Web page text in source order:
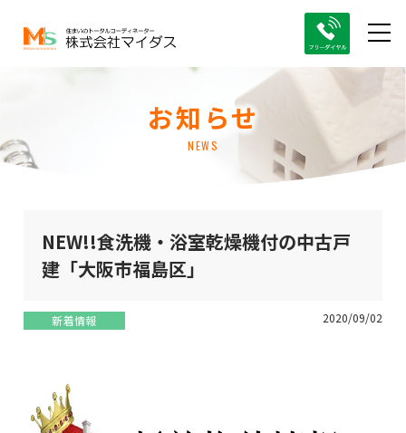
お知らせ
NEWS
NEW!!食洗機・浴室乾燥機付の中古戸
建「大阪市福島区」
新着情報 2020/09/02